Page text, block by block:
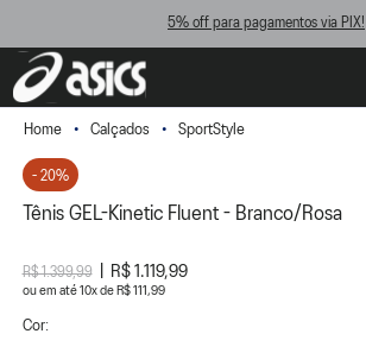
5% off para pagamentos via PIX!
Calçados SportStyle
- 20%
Tênis GEL-Kinetic Fluent - Branco/Rosa
R$ 1.399,99 R$ 1.119,99
ou 10xde R$ 111,99
Cor: